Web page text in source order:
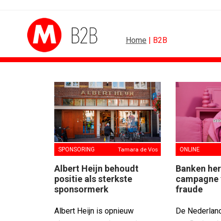
Home | B2B
SPONSORING Tamara de Vos
Albert Heijn behoudt
positie als sterkste
sponsormerk
Albert Heijn is opnieuw
ONLINE
Banken
fraude
De
Marketing mix modelling terug van...
Adform werkt aan open standaard...
Special Ops bouwt merk rond...
De marketingwereld optimaliseert...
Marketingtransfers week 28, 2026
BUREAUS
Eindelijk een hoofdrol
Ziggo verbindt
Horecapartijen
Closed on Monday
Havas neemt